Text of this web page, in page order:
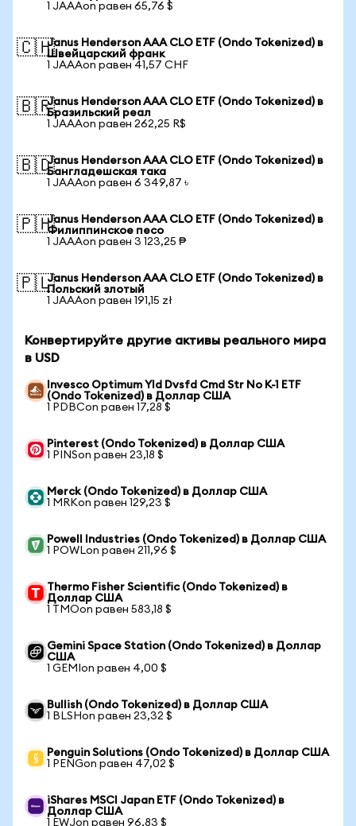
1 JAAAon равен 65,76 $
🇨🇭Janus Henderson AAA CLO ETF (Ondo Tokenized) в
Швейцарский франк
1 JAAAon равен 41,57 CHF
🇧🇷Janus Henderson AAA CLO ETF (Ondo Tokenized) в
Бразильский реал
1 JAAAon равен 262,25 R$
🇧🇩Janus Henderson AAA CLO ETF (Ondo Tokenized) в
Бангладешская така
1 JAAAon равен 6 349,87 ৳
🇵🇭Janus Henderson AAA CLO ETF (Ondo Tokenized) в
Филиппинское песо
1 JAAAon равен 3 123,25 ₱
🇵🇱Janus Henderson AAA CLO ETF (Ondo Tokenized) в
Польский злотый
1 JAAAon равен 191,15 zł
Конвертируйте другие активы реального мира
в USD
Invesco Optimum Yld Dvsfd Cmd Str No K-1 ETF
(Ondo Tokenized) в Доллар США
1 PDBCon равен 17,28 $
Pinterest (Ondo Tokenized) в Доллар США
1 PINSon равен 23,18 $
Merck (Ondo Tokenized) в Доллар США
1 MRKon равен 129,23 $
Powell Industries (Ondo Tokenized) в Доллар США
1 POWLon равен 211,96 $
Thermo Fisher Scientific (Ondo Tokenized) в
Доллар США
1 TMOon равен 583,18 $
Gemini Space Station (Ondo Tokenized) в Доллар
США
1 GEMIon равен 4,00 $
Bullish (Ondo Tokenized) в Доллар США
1 BLSHon равен 23,32 $
Penguin Solutions (Ondo Tokenized) в Доллар США
1 PENGon равен 47,02 $
iShares MSCI Japan ETF (Ondo Tokenized) в
Доллар США
1 EWJon равен 96,83 $